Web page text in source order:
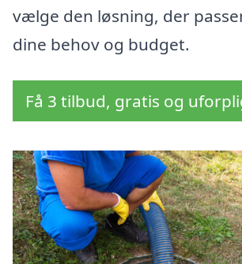
vælge den løsning, der
dine behov og budget.
Få 3 tilbud, gratis og